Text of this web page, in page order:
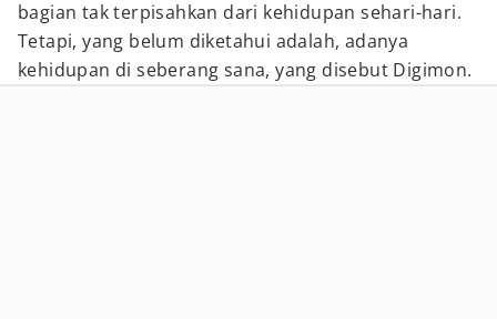
bagian tak terpisahkan dari kehidupan sehari-hari.
Tetapi, yang belum diketahui adalah, adanya
kehidupan di seberang sana, yang disebut Digimon.